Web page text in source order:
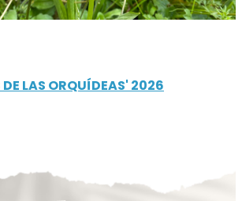
DE LAS ORQUÍDEAS' 2026